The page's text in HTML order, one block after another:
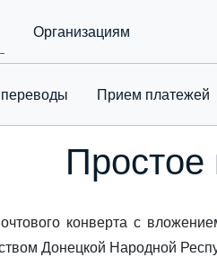
Организациям
Приeм платежей
Простое
конверта с
Донецкой Народной